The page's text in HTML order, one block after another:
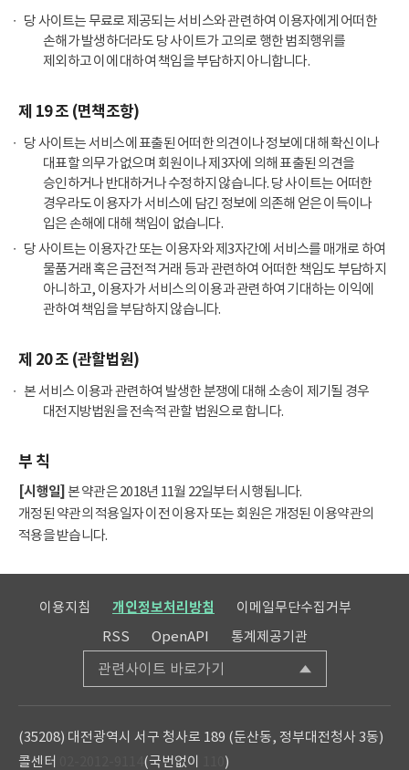
당 사이트는 무료로 제공되는 서비스와 관련하여 이용자에게 어떠한
손해가 발생하더라도 당 사이트가 고의로 행한 범죄행위를
제외하고 이에 대하여 책임을 부담하지 아니합니다.
제 19 조 (면책조항)
당 사이트는 서비스에 표출된 어떠한 의견이나 정보에 대해 확신이나
대표할 의무가 없으며 회원이나 제3자에 의해 표출된 의견을
승인하거나 반대하거나 수정하지 않습니다. 당 사이트는 어떠한
경우라도 이용자가 서비스에 담긴 정보에 의존해 얻은 이득이나
입은 손해에 대해 책임이 없습니다.
당 사이트는 이용자간 또는 이용자와 제3자간에 서비스를 매개로 하여
물품거래 혹은 금전적 거래 등과 관련하여 어떠한 책임도 부담하지
아니하고, 이용자가 서비스의 이용과 관련하여 기대하는 이익에
관하여 책임을 부담하지 않습니다.
제 20 조 (관할법원)
본 서비스 이용과 관련하여 발생한 분쟁에 대해 소송이 제기될 경우
대전지방법원을 전속적 관할 법원으로 합니다.
부 칙
[시행일] 본 약관은 2018년 11월 22일부터 시행됩니다.
개정된 약관의 적용일자 이전 이용자 또는 회원은 개정된 이용약관의
적용을 받습니다.
이용지침 개인정보처리방침
이메일무단수집거부
RSS
OpenAPI 통계제공기관
관련사이트 바로가기
(35208) 대전광역시 서구 청사로 189 (둔산동, 정부대전청사 3동)
콜센터
(국번없이 )